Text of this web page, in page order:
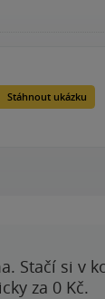
Stáhnout ukázku
Stačí si v
za 0 Kč.